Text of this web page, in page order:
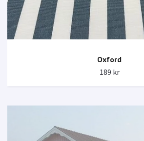
Oxford
189 kr